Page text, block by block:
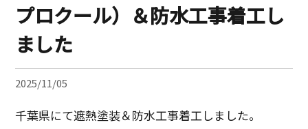
プロクール）＆防水工事着工し
ました
2025/11/05
千葉県にて遮熱塗装＆防水工事着工しました。